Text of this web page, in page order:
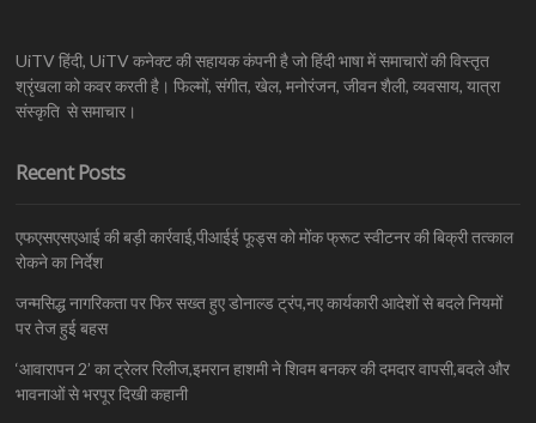
UiTV हिंदी, UiTV कनेक्ट की सहायक कंपनी है जो हिंदी भाषा में समाचारों की विस्तृत
श्रृंखला को कवर करती है। फिल्मों, संगीत, खेल, मनोरंजन, जीवन शैली, व्यवसाय, यात्रा
संस्कृति से समाचार।
Recent Posts
एफएसएसएआई की बड़ी कार्रवाई,पीआईई फूड्स को मोंक फ्रूट स्वीटनर की बिक्री तत्काल
रोकने का निर्देश
जन्मसिद्ध नागरिकता पर फिर सख्त हुए डोनाल्ड ट्रंप,नए कार्यकारी आदेशों से बदले नियमों
पर तेज हुई बहस
‘आवारापन 2’ का ट्रेलर रिलीज,इमरान हाशमी ने शिवम बनकर की दमदार वापसी,बदले और
भावनाओं से भरपूर दिखी कहानी